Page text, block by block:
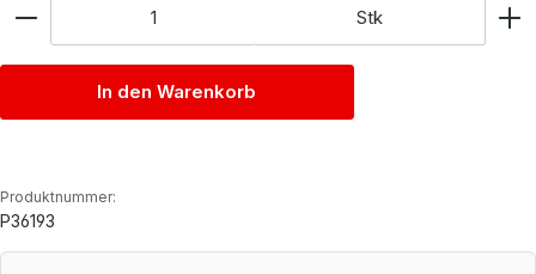
Stk
In den Warenkorb
Produktnummer:
P36193